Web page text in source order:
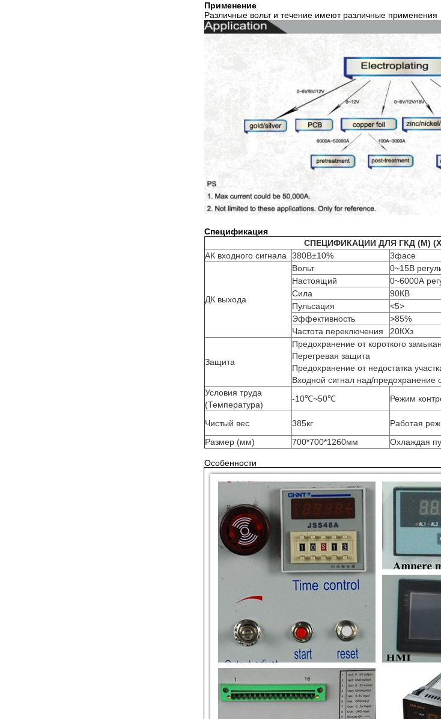
Применение
Различные вольт и течение имеют различные применения
Спецификация
СПЕЦИФИКАЦИИ ДЛЯ ГКД (М)
АК входного сигнала
380В±10% 3фасе
ДК выхода
Вольт
0~15В
Настоящий
0~6000А
Сила
90КВ
Пульсация
<5>
Эффективность
>85%
Частота переключения
20КХз
Защита
Предохранение от короткого
Перегревая защита
Предохранение от недостатка
Входной сигнал над/предохранение
Условия труда
(Температура)
-10℃~50℃ Режим
Чистый вес
385кг Работая
Размер (мм)
700*700*1260мм Охлаждая
Особенности